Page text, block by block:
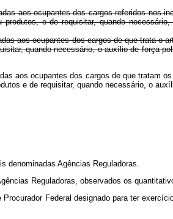
aos ocupantes dos cargos referidos nos
e de requisitar, quando
aos ocupantes dos cargos de que trata o
quando necessário, o auxílio de força
aos ocupantes dos cargos de que tratam os
e de requisitar, quando necessário, o
denominadas Agências Reguladoras.
Reguladoras, observados os
Federal designado para ter